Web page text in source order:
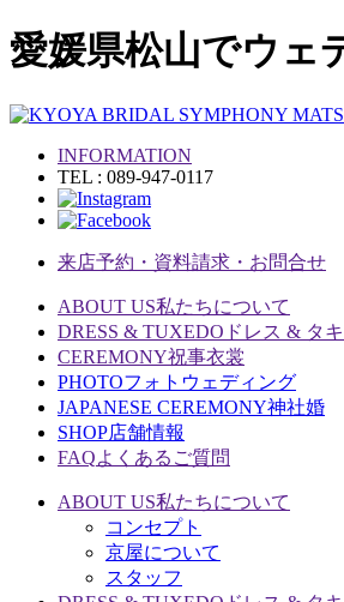
愛媛県松山でウェ
INFORMATION
TEL : 089-947-0117
来店予約・資料請求・お問合せ
ABOUT US私たちについて
DRESS & TUXEDO ドレス & タ
CEREMONY祝事衣裳
PHOTOフォトウェディング
JAPANESE CEREMONY神社婚
SHOP店舗情報
FAQよくあるご質問
ABOUT US私たちについて
コンセプト
京屋について
スタッフ